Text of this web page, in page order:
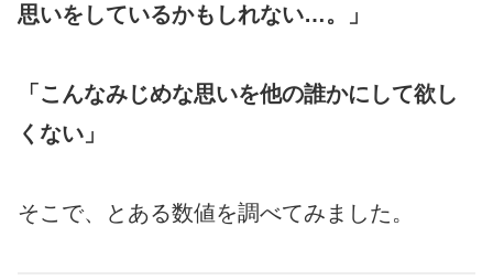
思いをしているかもしれない…。」
「こんなみじめな思いを他の誰かにして欲し
くない」
そこで、とある数値を調べてみました。